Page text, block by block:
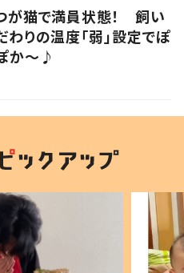
が猫で満員状態！ 飼い
わりの温度「弱」設定でぽ
か～♪